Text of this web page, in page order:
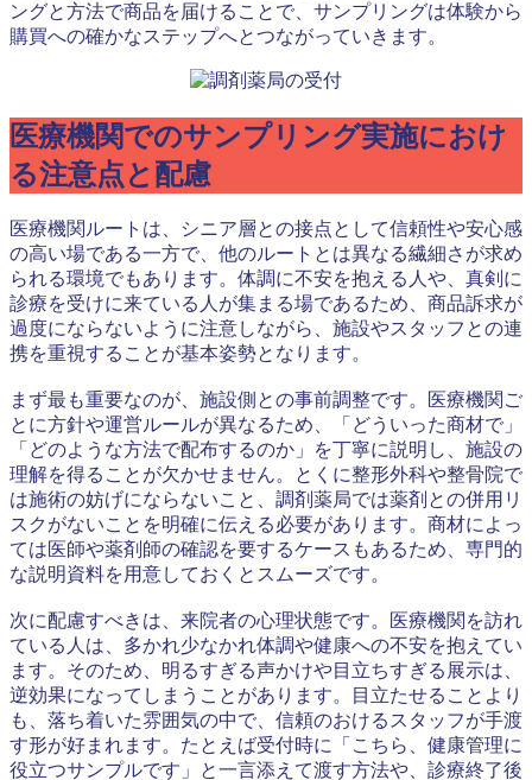
ングと方法で商品を届けることで、サンプリングは体験から
購買への確かなステップへとつながっていきます。
医療機関でのサンプリング実施におけ
る注意点と配慮
医療機関ルートは、シニア層との接点として信頼性や安心感
の高い場である一方で、他のルートとは異なる繊細さが求め
られる環境でもあります。体調に不安を抱える人や、真剣に
診療を受けに来ている人が集まる場であるため、商品訴求が
過度にならないように注意しながら、施設やスタッフとの連
携を重視することが基本姿勢となります。
まず最も重要なのが、施設側との事前調整です。医療機関ご
とに方針や運営ルールが異なるため、「どういった商材で」
「どのような方法で配布するのか」を丁寧に説明し、施設の
理解を得ることが欠かせません。とくに整形外科や整骨院で
は施術の妨げにならないこと、調剤薬局では薬剤との併用リ
スクがないことを明確に伝える必要があります。商材によっ
ては医師や薬剤師の確認を要するケースもあるため、専門的
な説明資料を用意しておくとスムーズです。
次に配慮すべきは、来院者の心理状態です。医療機関を訪れ
ている人は、多かれ少なかれ体調や健康への不安を抱えてい
ます。そのため、明るすぎる声かけや目立ちすぎる展示は、
逆効果になってしまうことがあります。目立たせることより
も、落ち着いた雰囲気の中で、信頼のおけるスタッフが手渡
す形が好まれます。たとえば受付時に「こちら、健康管理に
役立つサンプルです」と一言添えて渡す方法や、診療終了後